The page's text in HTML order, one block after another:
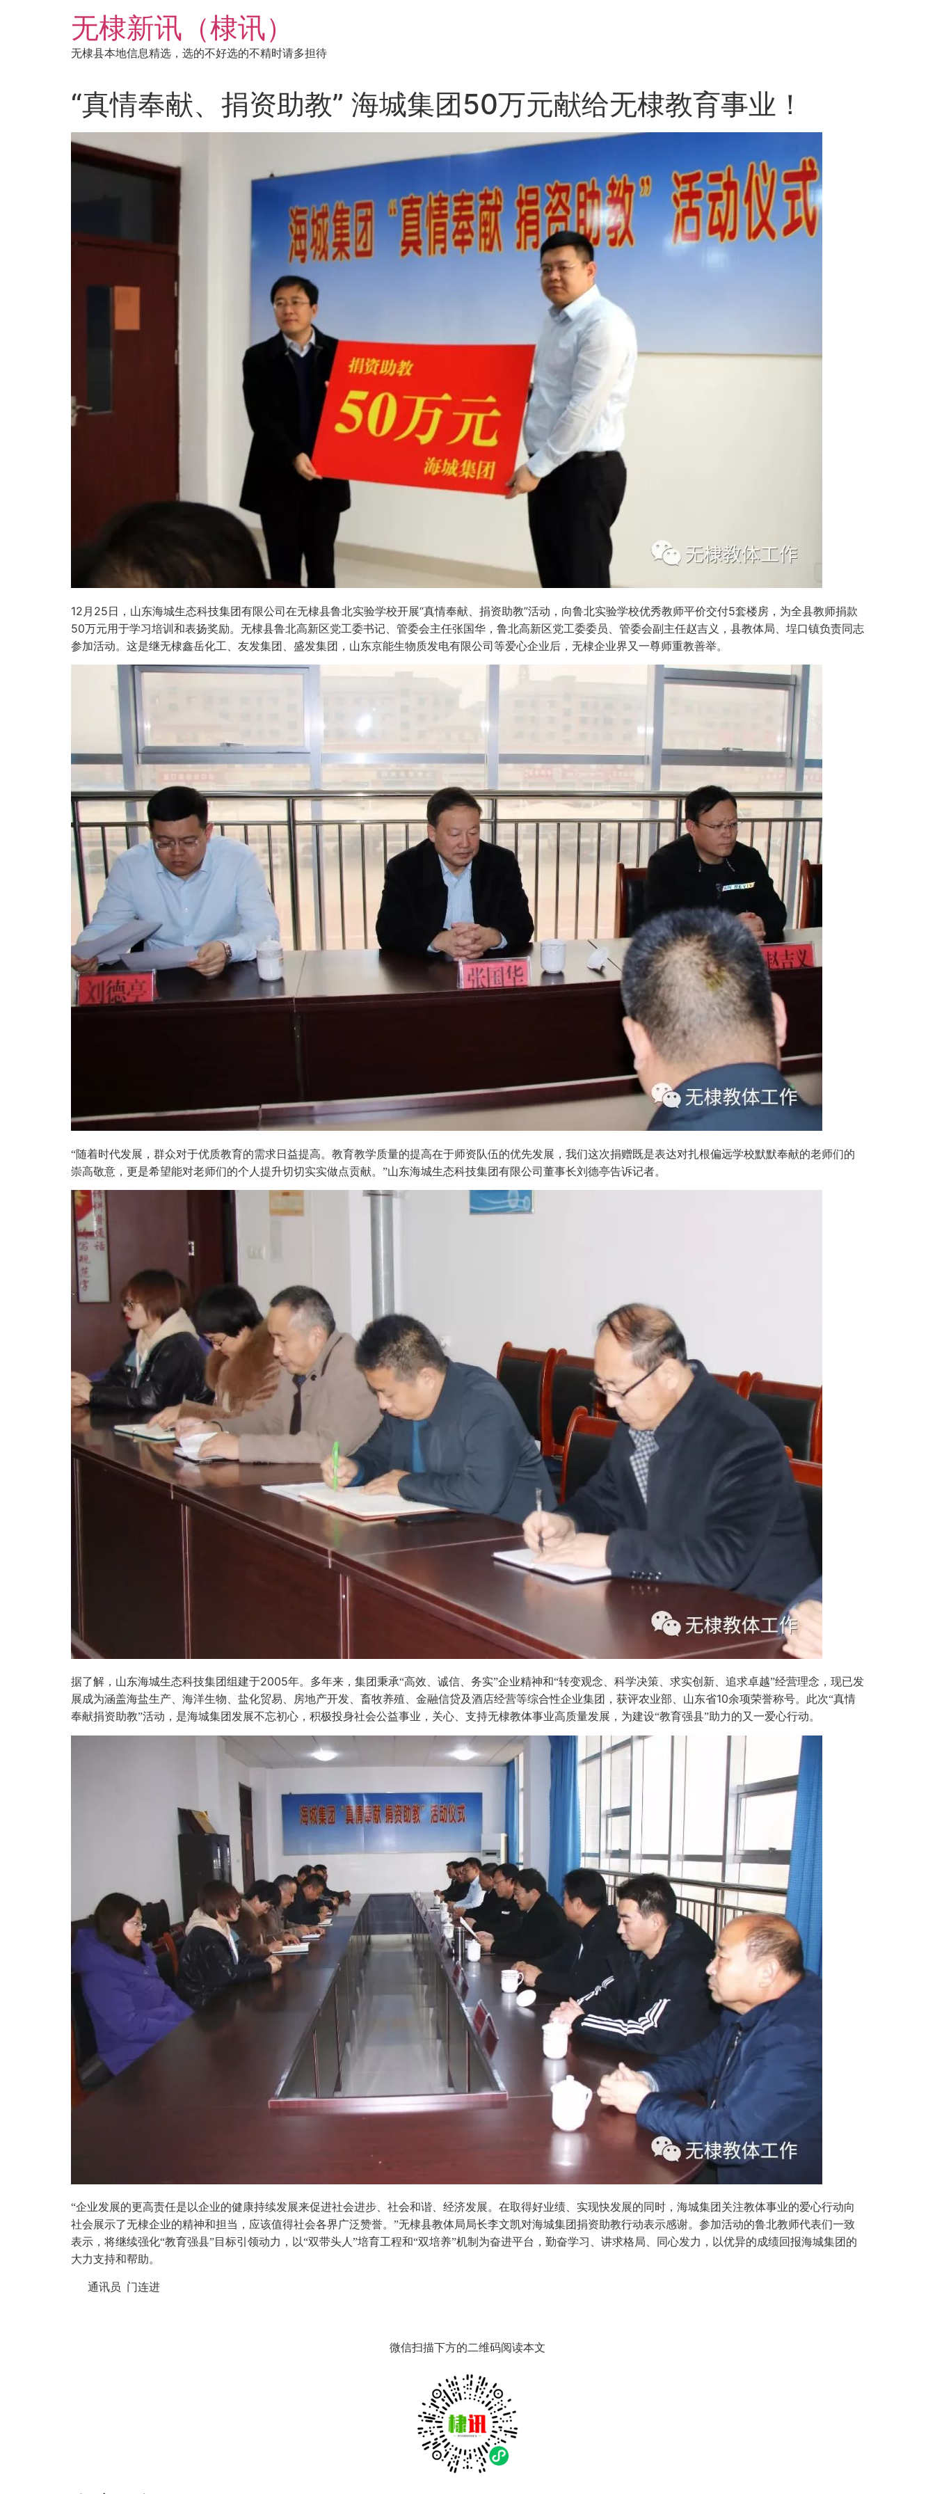
无棣新讯（棣讯）
无棣县本地信息精选，选的不好选的不精时请多担待
“真情奉献、捐资助教” 海城集团50万元献给无棣教育事业！
12 月 25 日，山东海城生态科技集团有限公司在无棣县鲁北实验学校开展“真情奉献、捐资助教”活动，向鲁北实验学校优秀教师平价交付5套楼房，为全县教师捐款
50万元用于学习培训和表扬奖励。无棣县鲁北高新区党工委书记、管委会主任张国华，鲁北高新区党工委委员、管委会副主任赵吉义，县教体局、埕口镇负责同志
参加活动。这是继无棣鑫岳化工、友发集团、盛发集团，山东京能生物质发电有限公司等爱心企业后，无棣企业界又一尊师重教善举。
“随着时代发展，群众对于优质教育的需求日益提高。教育教学质量的提高在于师资队伍的优先发展，我们这次捐赠既是表达对扎根偏远学校默默奉献的老师们的
崇高敬意，更是希望能对老师们的个人提升切切实实做点贡献。”山东海城生态科技集团有限公司董事长刘德亭告诉记者。
据了解，山东海城生态科技集团组建于2005年。多年来，集团秉承“高效、诚信、务实”企业精神和“转变观念、科学决策、求实创新、追求卓越”经营理念，现已发
展成为涵盖海盐生产、海洋生物、盐化贸易、房地产开发、畜牧养殖、金融信贷及酒店经营等综合性企业集团，获评农业部、山东省10余项荣誉称号。此次“真情
奉献捐资助教”活动，是海城集团发展不忘初心，积极投身社会公益事业，关心、支持无棣教体事业高质量发展，为建设“教育强县”助力的又一爱心行动。
“企业发展的更高责任是以企业的健康持续发展来促进社会进步、社会和谐、经济发展。在取得好业绩、实现快发展的同时，海城集团关注教体事业的爱心行动向
社会展示了无棣企业的精神和担当，应该值得社会各界广泛赞誉。”无棣县教体局局长李文凯对海城集团捐资助教行动表示感谢。参加活动的鲁北教师代表们一致
表示，将继续强化“教育强县”目标引领动力，以“双带头人”培育工程和“双培养”机制为奋进平台，勤奋学习、讲求格局、同心发力，以优异的成绩回报海城集团的
大力支持和帮助。
通讯员 门连进
微信扫描下方的二维码阅读本文